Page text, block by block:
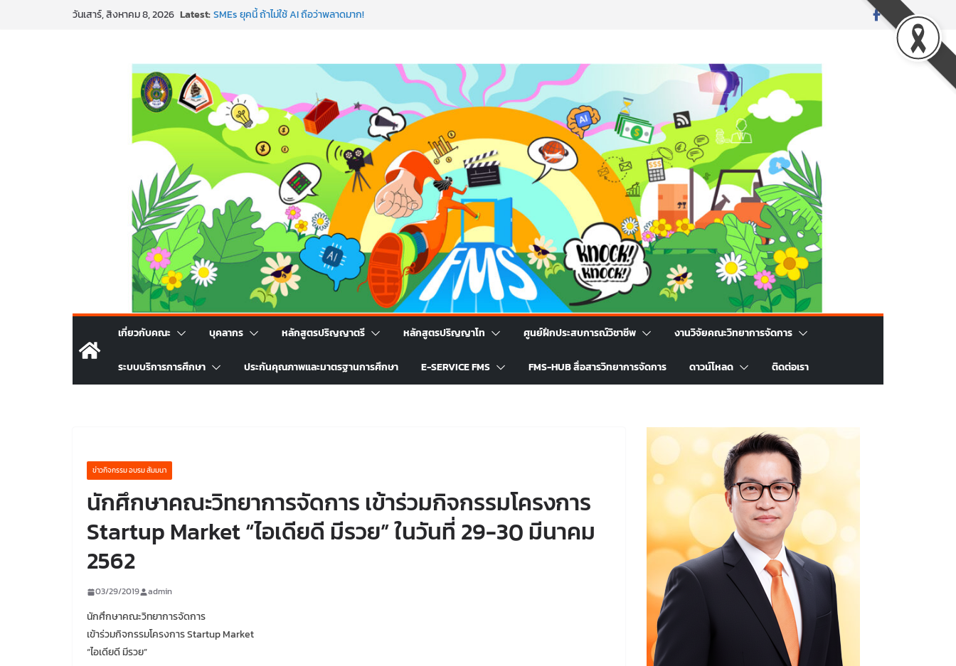
วันเสาร์, สิงหาคม 8, 2026 Latest:SMEs ยุคนี้ ถ้าไม่ใช้ AI ถือว่าพลาดมาก!
พร้อมลุยแล้ว! ปักหมุดโรดแมป AI อัปสกิลธุรกิจให้พุ่งทะยาน
พาธุรกิจท้องถิ่นสู่ตลาดโลก ด้วยเทคโนโลยี AI!
เกี่ยวกับคณะ บุคลากร หลักสูตรปริญญาตรี หลักสูตรปริญญาโท ศูนย์ฝึกประสบการณ์วิชาชีพ งานวิจัยคณะวิทยาการจัดการ
ระบบบริการการศึกษา ประกันคุณภาพและมาตรฐานการศึกษา E-SERVICE FMS FMS-HUB สื่อสารวิทยาการจัดการ ดาวน์โหลด ติดต่อเรา
ข่าวกิจกรรม อบรม สัมมนา
นักศึกษาคณะวิทยาการจัดการ เข้าร่วมกิจกรรมโครงการ
Startup Market “ไอเดียดี มีรวย” ในวันที่ 29-30 มีนาคม
2562
03/29/2019 admin
นักศึกษาคณะวิทยาการจัดการ
เข้าร่วมกิจกรรมโครงการ Startup Market
“ไอเดียดี มีรวย”